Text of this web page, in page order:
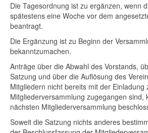
Die Tagesordnung ist zu ergänzen, wenn
spätestens eine Woche vor dem
beantragt.
Die Ergänzung ist zu Beginn der
bekanntzumachen.
Anträge über die Abwahl des Vorstands,
Satzung und über die Auflösung des
Mitgliedern nicht bereits mit der Einladung
Mitgliederversammlung zugegangen sind,
nächsten Mitgliederversammlung
Soweit die Satzung nichts anderes